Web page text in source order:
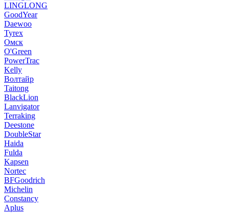
LINGLONG
GoodYear
Daewoo
Tyrex
Омск
O'Green
PowerTrac
Kelly
Волтайр
Taitong
BlackLion
Lanvigator
Terraking
Deestone
DoubleStar
Haida
Fulda
Kapsen
Nortec
BFGoodrich
Michelin
Constancy
Aplus